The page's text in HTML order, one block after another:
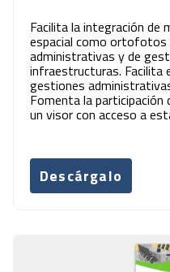
Facilita la integración de
espacial como
administrativas y de
infraestructuras. Facilita
gestiones
Fomenta la participación
un visor con acceso a
Descárgalo